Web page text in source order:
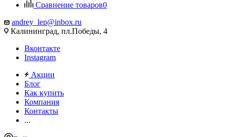
Сравнение товаров0
andrey_lep@inbox.ru
Калининград, пл.Победы, 4
Вконтакте
Instagram
Акции
Блог
Как купить
Компания
Контакты
...